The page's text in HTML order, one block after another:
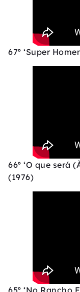
67º ‘Super
66º ‘O que será
(1976)